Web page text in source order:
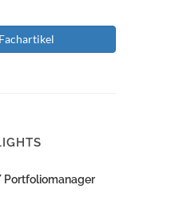
Portfoliomanager